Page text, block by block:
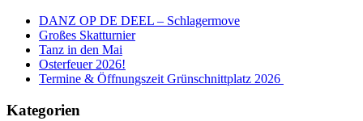
DANZ OP DE DEEL – Schlagermove
Großes Skatturnier
Tanz in den Mai
Osterfeuer 2026!
Termine & Öffnungszeit Grünschnittplatz 2026
Kategorien